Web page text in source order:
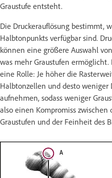
Graustufe entsteht.
Die Druckerauflösung bestimmt,
Halbtonpunkts verfügbar sind.
können eine größere Auswahl
was mehr Graustufen
eine Rolle: Je höher die
Halbtonzellen und desto weniger
aufnehmen, sodass weniger
also einen Kompromiss
Graustufen und der Feinheit des